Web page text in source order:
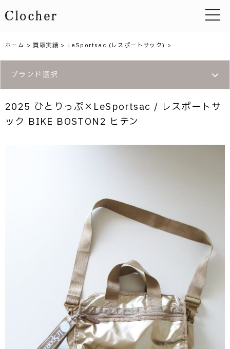
toggle
ホーム >買取実績 > LeSportsac (レスポートサック) >
ブランド選択
2025 ひとりっぷ×LeSportsac / レスポートサ
ック BIKE BOSTON2 ヒテン